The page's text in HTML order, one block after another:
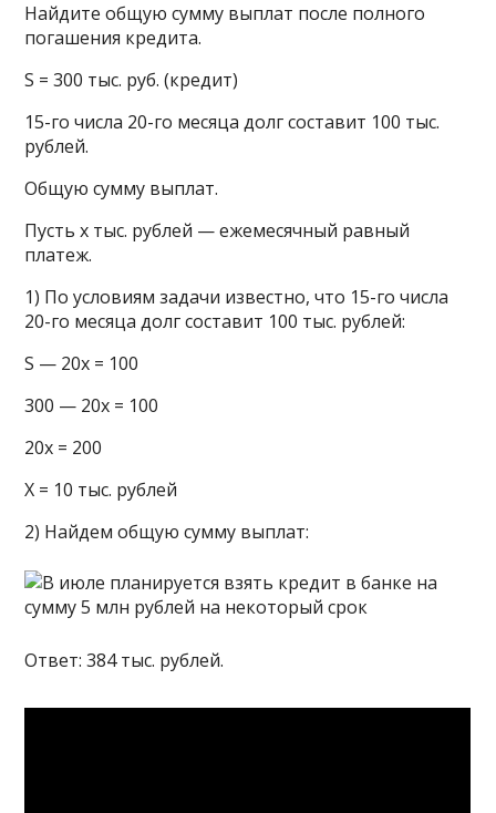
Найдите общую сумму выплат после полного
погашения кредита.
S = 300 тыс. руб. (кредит)
15-го числа 20-го месяца долг составит 100 тыс.
рублей.
Общую сумму выплат.
Пусть х тыс. рублей — ежемесячный равный
платеж.
1) По условиям задачи известно, что 15-го числа
20-го месяца долг составит 100 тыс. рублей:
S — 20x = 100
300 — 20x = 100
20x = 200
X = 10 тыс. рублей
2) Найдем общую сумму выплат:
Ответ: 384 тыс. рублей.